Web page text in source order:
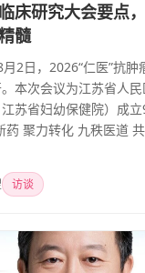
床研究大会要点
髓
2日，2026“仁医”抗肿
本次会议为江苏省人
苏省妇幼保健院）成
聚力转化 九秩医道 共
访谈